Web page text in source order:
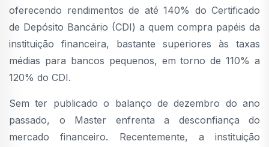
oferecendo rendimentos de até 140% do Certificado
de Depósito Bancário (CDI) a quem compra papéis da
instituição financeira, bastante superiores às taxas
médias para bancos pequenos, em torno de 110% a
120% do CDI.
Sem ter publicado o balanço de dezembro do ano
passado, o Master enfrenta a desconfiança do
mercado financeiro. Recentemente, a instituição